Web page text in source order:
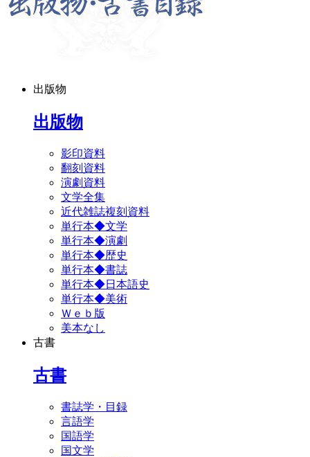
出版物
出版物
影印資料
翻刻資料
演劇資料
文学全集
近代雑誌複刻資料
単行本◆文学
単行本◆演劇
単行本◆歴史
単行本◆書誌
単行本◆日本語史
単行本◆美術
Ｗｅｂ版
美本なし
古書
古書
書誌学・目録
言語学
国語学
国文学